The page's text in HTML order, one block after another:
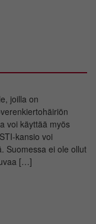
joilla on
voi käyttää myös
kansio voi
Suomessa ei ole ollut
[…]